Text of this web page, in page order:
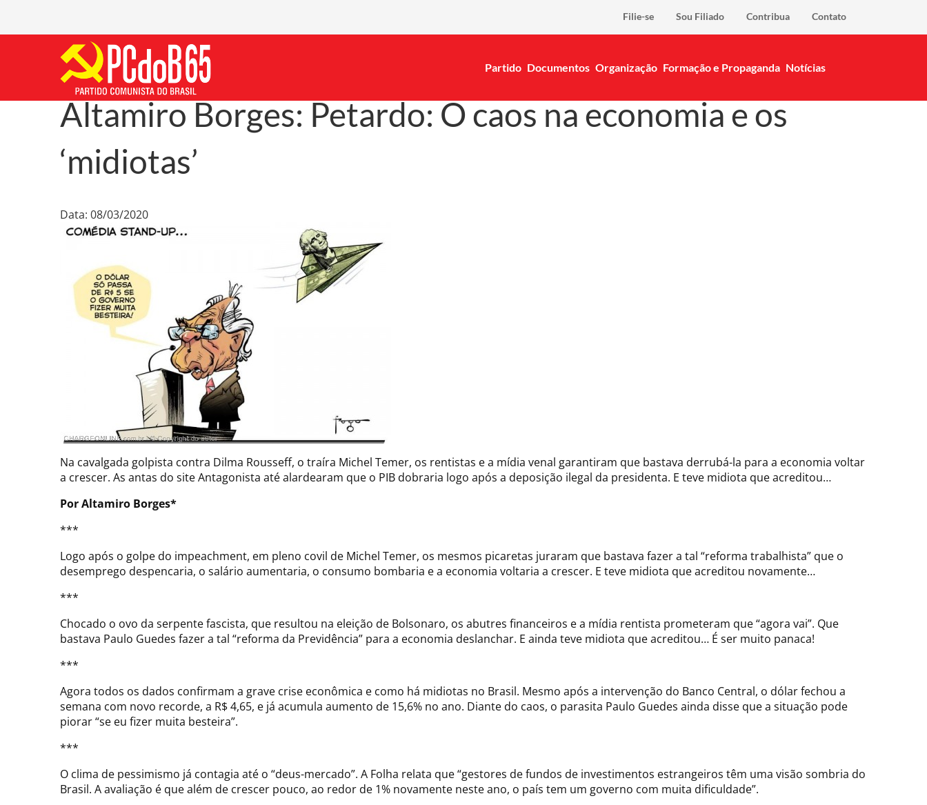
Filie-se Sou Filiado Contribua Contato
Partido Documentos Organização Formação e Propaganda Notícias
Altamiro Borges: Petardo: O caos na economia e os
‘midiotas’
Data: 08/03/2020
Na cavalgada golpista contra Dilma Rousseff, o traíra Michel Temer, os rentistas e a mídia venal garantiram que bastava derrubá-la para a economia voltar
a crescer. As antas do site Antagonista até alardearam que o PIB dobraria logo após a deposição ilegal da presidenta. E teve midiota que acreditou…
Por Altamiro Borges*
***
Logo após o golpe do impeachment, em pleno covil de Michel Temer, os mesmos picaretas juraram que bastava fazer a tal “reforma trabalhista” que o
desemprego despencaria, o salário aumentaria, o consumo bombaria e a economia voltaria a crescer. E teve midiota que acreditou novamente…
***
Chocado o ovo da serpente fascista, que resultou na eleição de Bolsonaro, os abutres financeiros e a mídia rentista prometeram que “agora vai”. Que
bastava Paulo Guedes fazer a tal “reforma da Previdência” para a economia deslanchar. E ainda teve midiota que acreditou… É ser muito panaca!
***
Agora todos os dados confirmam a grave crise econômica e como há midiotas no Brasil. Mesmo após a intervenção do Banco Central, o dólar fechou a
semana com novo recorde, a R$ 4,65, e já acumula aumento de 15,6% no ano. Diante do caos, o parasita Paulo Guedes ainda disse que a situação pode
piorar “se eu fizer muita besteira”.
***
O clima de pessimismo já contagia até o “deus-mercado”. A Folha relata que “gestores de fundos de investimentos estrangeiros têm uma visão sombria do
Brasil. A avaliação é que além de crescer pouco, ao redor de 1% novamente neste ano, o país tem um governo com muita dificuldade”.